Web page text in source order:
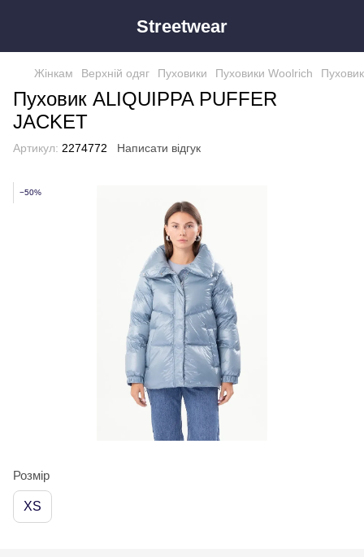
Streetwear
Жінкам Верхній одяг Пуховики Пуховики Woolrich
Пуховик ALIQUIPPA PUFFER
JACKET
Артикул: 2274772 Написати відгук
−50%
Розмір
XS